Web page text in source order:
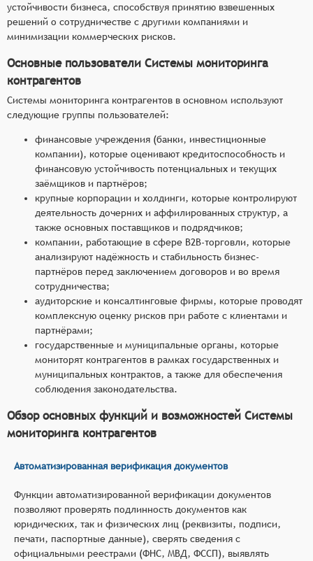
устойчивости бизнеса, способствуя принятию взвешенных
решений о сотрудничестве с другими компаниями и
минимизации коммерческих рисков.
Основные пользователи Системы мониторинга
контрагентов
Системы мониторинга контрагентов в основном используют
следующие группы пользователей:
финансовые учреждения (банки, инвестиционные
компании), которые оценивают кредитоспособность и
финансовую устойчивость потенциальных и текущих
заёмщиков и партнёров;
крупные корпорации и холдинги, которые контролируют
деятельность дочерних и аффилированных структур, а
также основных поставщиков и подрядчиков;
компании, работающие в сфере B2B-торговли, которые
анализируют надёжность и стабильность бизнес-
партнёров перед заключением договоров и во время
сотрудничества;
аудиторские и консалтинговые фирмы, которые проводят
комплексную оценку рисков при работе с клиентами и
партнёрами;
государственные и муниципальные органы, которые
мониторят контрагентов в рамках государственных и
муниципальных контрактов, а также для обеспечения
соблюдения законодательства.
Обзор основных функций и возможностей Системы
мониторинга контрагентов
Автоматизированная верификация документов
Функции автоматизированной верификации документов
позволяют проверять подлинность документов как
юридических, так и физических лиц (реквизиты, подписи,
печати, паспортные данные), сверять сведения с
официальными реестрами (ФНС, МВД, ФССП), выявлять